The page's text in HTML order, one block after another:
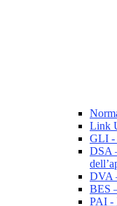
Link
GLI -
DSA
DVA
BES
PAI -